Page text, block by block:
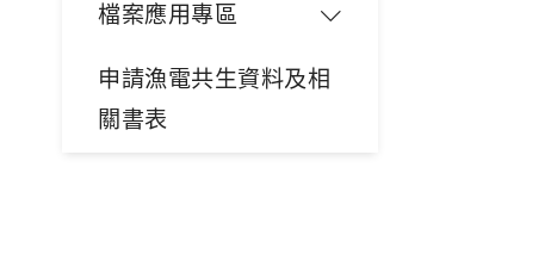
檔案應用專區
申請漁電共生資料及相
關書表